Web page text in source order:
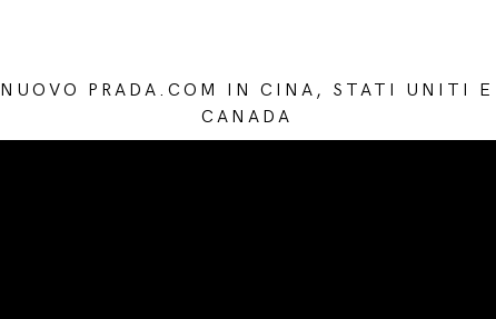
NUOVO PRADA.COM IN CINA, STATI UNITI E
CANADA